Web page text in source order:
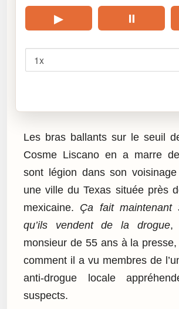
▶ ⏸
Les bras ballants sur le seuil
Cosme Liscano en a marre
sont légion dans son
une ville du Texas située près
mexicaine. Ça fait
qu’ils vendent de la drogue,
monsieur de 55 ans à la
comment il a vu membres de
anti-drogue locale
suspects.